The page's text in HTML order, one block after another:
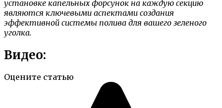
установке капельных форсунок на каждую секцию
являются ключевыми аспектами создания
эффективной системы полива для вашего зеленого
уголка.
Видео:
Оцените статью